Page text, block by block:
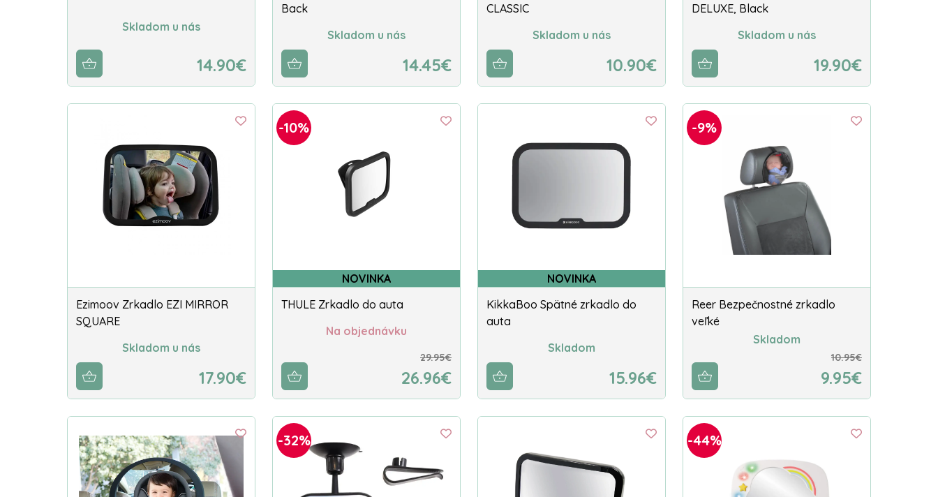
Skladom u nás
14.90€
Back
Skladom u nás
14.45€
CLASSIC
Skladom u nás
10.90€
DELUXE, Black
Skladom u nás
19.90€
Ezimoov Zrkadlo EZI MIRROR
SQUARE
Skladom u nás
17.90€
-10%
NOVINKA
THULE Zrkadlo do auta
Na objednávku
29.95€
26.96€
NOVINKA
KikkaBoo Spätné zrkadlo do
auta
Skladom
15.96€
-9%
Reer Bezpečnostné zrkadlo
veľké
Skladom
10.95€
9.95€
-32% -44%